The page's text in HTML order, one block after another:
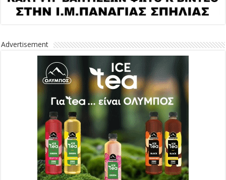
Advertisement